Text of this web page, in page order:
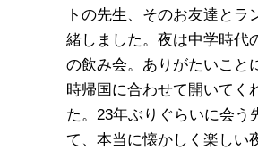
トの先生、そのお友達とラ
緒しました。夜は中学時代
の飲み会。ありがたいこと
時帰国に合わせて開いてく
た。23年ぶりぐらいに会う
て、本当に懐かしく楽しい